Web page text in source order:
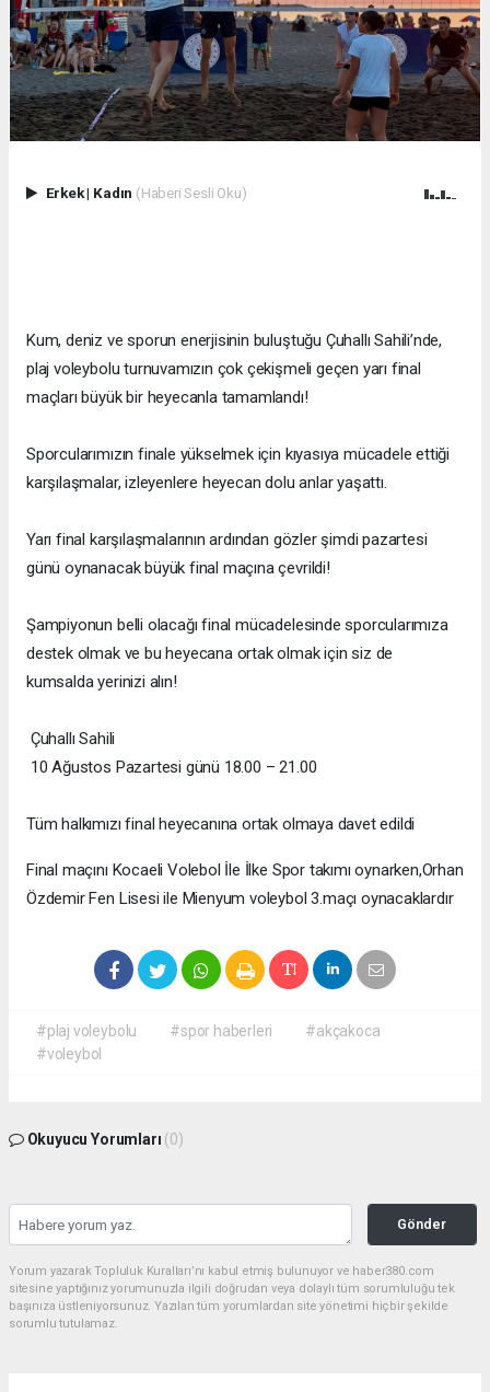
Erkek| Kadın (Haberi Sesli Oku)
Kum, deniz ve sporun enerjisinin buluştuğu Çuhallı Sahili’nde,
plaj voleybolu turnuvamızın çok çekişmeli geçen yarı final
maçları büyük bir heyecanla tamamlandı!
Sporcularımızın finale yükselmek için kıyasıya mücadele ettiği
karşılaşmalar, izleyenlere heyecan dolu anlar yaşattı.
Yarı final karşılaşmalarının ardından gözler şimdi pazartesi
günü oynanacak büyük final maçına çevrildi!
Şampiyonun belli olacağı final mücadelesinde sporcularımıza
destek olmak ve bu heyecana ortak olmak için siz de
kumsalda yerinizi alın!
Çuhallı Sahili
10 Ağustos Pazartesi günü 18.00 – 21.00
Tüm halkımızı final heyecanına ortak olmaya davet edildi
Final maçını Kocaeli Volebol İle İlke Spor takımı oynarken,Orhan
Özdemir Fen Lisesi ile Mienyum voleybol 3.maçı oynacaklardır
#plaj voleybolu #spor haberleri
#akçakoca
#voleybol
Okuyucu Yorumları (0)
Gönder
Yorum yazarak Topluluk Kuralları’nı kabul etmiş bulunuyor ve haber380.com
sitesine yaptığınız yorumunuzla ilgili doğrudan veya dolaylı tüm sorumluluğu tek
başınıza üstleniyorsunuz. Yazılan tüm yorumlardan site yönetimi hiçbir şekilde
sorumlu tutulamaz.